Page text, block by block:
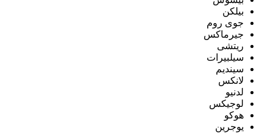
بيلكن
جوى روم
جيرماكس
ريتشى
سيلبيرات
سينديم
لانكس
لدنيو
لوجيكس
هوكو
يوجرين